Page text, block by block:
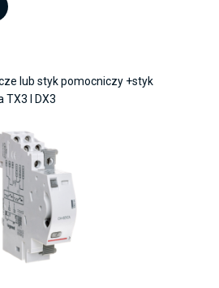
lub styk pomocniczy +styk
TX3 I DX3